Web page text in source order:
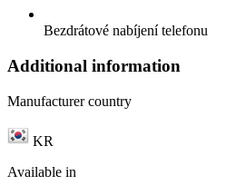
Bezdrátové nabíjení telefonu
Additional information
Manufacturer country
KR
Available in